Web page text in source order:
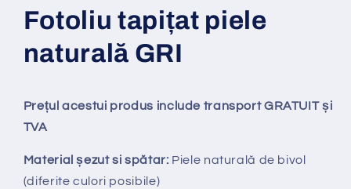
Fotoliu tapițat piele
naturală GRI
Prețul acestui produs include transport GRATUIT și
TVA
Material șezut si spătar: Piele naturală de bivol
(diferite culori posibile)